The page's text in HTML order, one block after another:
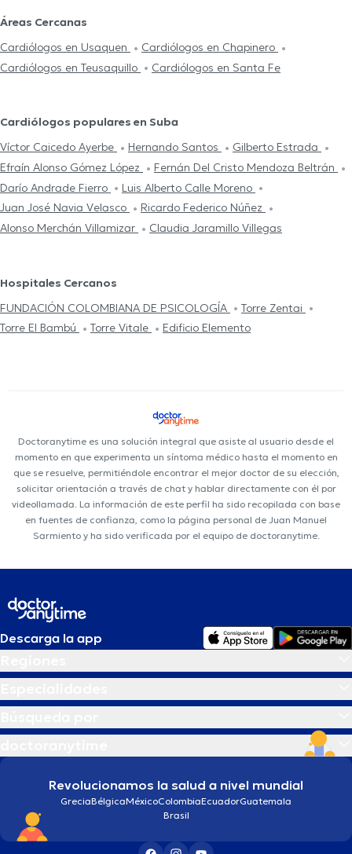
Áreas Cercanas
Cardiólogos en Usaquen
Cardiólogos en Chapinero
Cardiólogos en Teusaquillo
Cardiólogos en Santa Fe
Cardiólogos populares en Suba
Víctor Caicedo Ayerbe
Hernando Santos
Gilberto Estrada
Efraín Alonso Gómez López
Fernán Del Cristo Mendoza Beltrán
Darío Andrade Fierro
Luis Alberto Calle Moreno
Juan José Navia Velasco
Ricardo Federico Núñez
Alonso Merchán Villamizar
Claudia Jaramillo Villegas
Hospitales Cercanos
FUNDACIÓN COLOMBIANA DE PSICOLOGÍA
Torre Zentai
Torre El Bambú
Torre Vitale Edificio Elemento
Doctoranytime es una solución integral que asiste al usuario desde el
momento en que experimenta un síntoma médico hasta el momento en
que se resuelve, permitiéndole encontrar el mejor doctor de su elección,
solicitar orientación a través de chat y hablar directamente con él por
videollamada. La información de este perfil ha sido recopilada con base
en fuentes de confianza, como la página personal de Juan Manuel
Sarmiento y ha sido verificada por el equipo de doctoranytime.
Descarga la app
Revolucionamos la salud a nivel mundial
GreciaBélgicaMéxicoColombiaEcuadorGuatemala
Brasil